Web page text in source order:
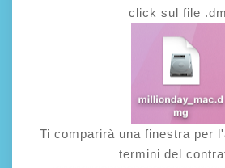
click sul file
Ti comparirà una finestra per
termini del